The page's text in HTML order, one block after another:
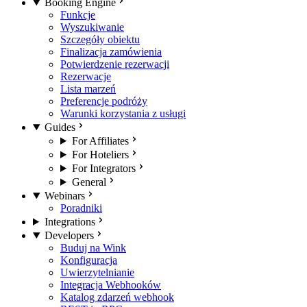
Booking Engine
Funkcje
Wyszukiwanie
Szczegóły obiektu
Finalizacja zamówienia
Potwierdzenie rezerwacji
Rezerwacje
Lista marzeń
Preferencje podróży
Warunki korzystania z usługi
Guides
For Affiliates
For Hoteliers
For Integrators
General
Webinars
Poradniki
Integrations
Developers
Buduj na Wink
Konfiguracja
Uwierzytelnianie
Integracja Webhooków
Katalog zdarzeń webhook